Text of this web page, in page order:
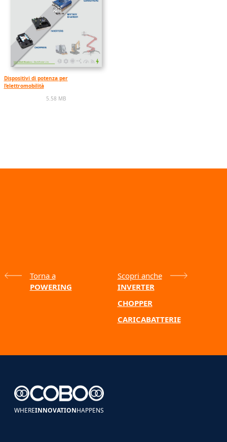
Dispositivi di potenza per
l’elettromobilità
5.58 MB
Torna a
POWERING
Scopri anche
INVERTER
CHOPPER
CARICABATTERIE
WHEREINNOVATIONHAPPENS